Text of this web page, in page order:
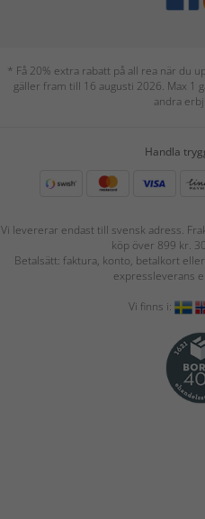
* Få 20% extra rabatt på all rea när du
gäller fram till 16 augusti 2026. Max 1
andra
Handla
Vi levererar endast till svensk adress.
köp över 899 kr.
Betalsätt: faktura, konto, betalkort
expressleverans
Vi finns i: